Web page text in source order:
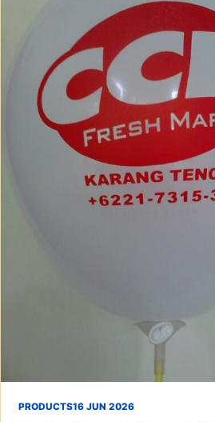
PRODUCTS16 JUN 2026